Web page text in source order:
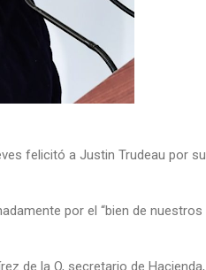
felicitó a Justin Trudeau por su
por el “bien de nuestros
de la O, secretario de Hacienda,